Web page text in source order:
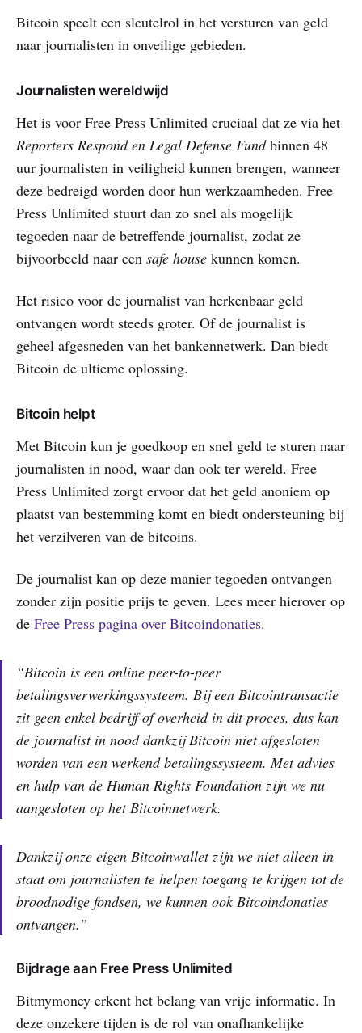
Bitcoin speelt een sleutelrol in het versturen van geld
naar journalisten in onveilige gebieden.
Journalisten wereldwijd
Het is voor Free Press Unlimited cruciaal dat ze via het
Reporters Respond en Legal Defense Fundbinnen 48
uur journalisten in veiligheid kunnen brengen, wanneer
deze bedreigd worden door hun werkzaamheden. Free
Press Unlimited stuurt dan zo snel als mogelijk
tegoeden naar de betreffende journalist, zodat ze
bijvoorbeeld naar een safe house kunnen komen.
Het risico voor de journalist van herkenbaar geld
ontvangen wordt steeds groter. Of de journalist is
geheel afgesneden van het bankennetwerk. Dan biedt
Bitcoin de ultieme oplossing.
Bitcoin helpt
Met Bitcoin kun je goedkoop en snel geld te sturen naar
journalisten in nood, waar dan ook ter wereld. Free
Press Unlimited zorgt ervoor dat het geld anoniem op
plaatst van bestemming komt en biedt ondersteuning bij
het verzilveren van de bitcoins.
De journalist kan op deze manier tegoeden ontvangen
zonder zijn positie prijs te geven. Lees meer hierover op
de Free Press pagina over Bitcoindonaties.
“Bitcoin is een online peer-to-peer
betalingsverwerkingssysteem. Bij een Bitcointransactie
zit geen enkel bedrijf of overheid in dit proces, dus kan
de journalist in nood dankzij Bitcoin niet afgesloten
worden van een werkend betalingssysteem. Met advies
en hulp van de Human Rights Foundation zijn we nu
aangesloten op het Bitcoinnetwerk.
Dankzij onze eigen Bitcoinwallet zijn we niet alleen in
staat om journalisten te helpen toegang te krijgen tot de
broodnodige fondsen, we kunnen ook Bitcoindonaties
ontvangen.”
Bijdrage aan Free Press Unlimited
Bitmymoney erkent het belang van vrije informatie. In
deze onzekere tijden is de rol van onafhankelijke